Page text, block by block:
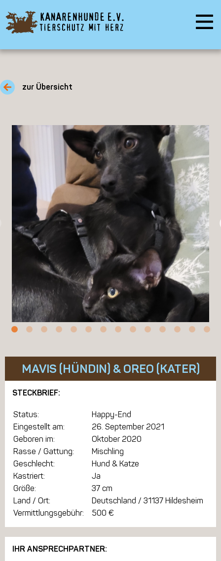
zur Übersicht
MAVIS (HÜNDIN) & OREO (KATER)
STECKBRIEF:
Status:
Happy-End
Eingestellt am:
26. September 2021
Geboren im:
Oktober 2020
Rasse / Gattung:
Mischling
Geschlecht:
Hund & Katze
Kastriert:
Ja
Größe:
37 cm
Land / Ort:
Deutschland / 31137 Hildesheim
Vermittlungsgebühr:
500 €
IHR ANSPRECHPARTNER: